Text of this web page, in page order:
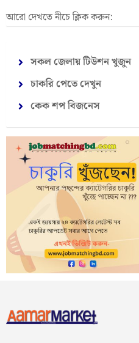
আরো দেখতে নীচে ক্লিক করুন:
সকল জেলায় টিউশন খুজুন
চাকরি পেতে দেখুন
কেক শপ বিজনেস